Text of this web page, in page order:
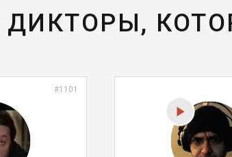
ДИКТОРЫ,
#1101